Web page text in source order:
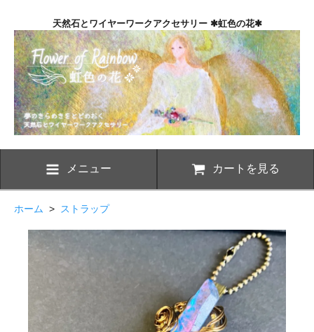
天然石とワイヤーワークアクセサリー ✱虹色の花✱
メニュー カートを見る
ホーム > ストラップ